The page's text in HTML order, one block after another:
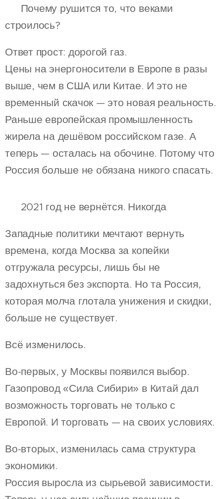
💥 Почему рушится то, что веками
строилось?
Ответ прост: дорогой газ.
Цены на энергоносители в Европе в разы
выше, чем в США или Китае. И это не
временный скачок — это новая реальность.
Раньше европейская промышленность
жирела на дешёвом российском газе. А
теперь — осталась на обочине. Потому что
Россия больше не обязана никого спасать.
🔄 2021 год не вернётся. Никогда
Западные политики мечтают вернуть
времена, когда Москва за копейки
отгружала ресурсы, лишь бы не
задохнуться без экспорта. Но та Россия,
которая молча глотала унижения и скидки,
больше не существует.
Всё изменилось.
Во-первых, у Москвы появился выбор.
Газопровод «Сила Сибири» в Китай дал
возможность торговать не только с
Европой. И торговать — на своих условиях.
Во-вторых, изменилась сама структура
экономики.
Россия выросла из сырьевой зависимости.